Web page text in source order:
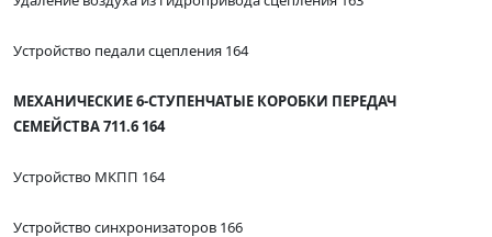
Устройство педали сцепления 164
МЕХАНИЧЕСКИЕ 6-СТУПЕНЧАТЫЕ КОРОБКИ ПЕРЕДАЧ
СЕМЕЙСТВА 711.6 164
Устройство МКПП 164
Устройство синхронизаторов 166